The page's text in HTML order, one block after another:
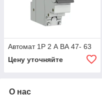
Автомат 1Р 2 А ВА 47- 63
Цену уточняйте
О нас